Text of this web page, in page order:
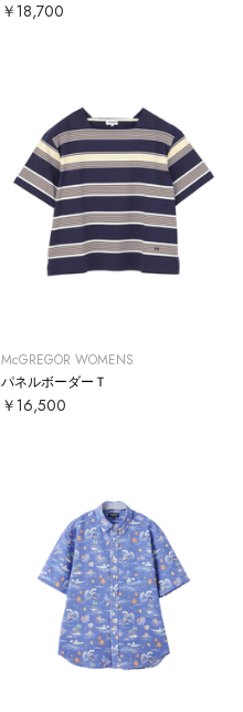
￥18,700
McGREGOR WOMENS
パネルボーダーＴ
￥16,500